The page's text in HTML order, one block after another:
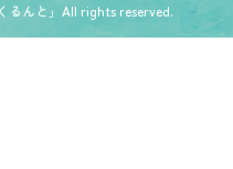
るんと」All rights reserved.